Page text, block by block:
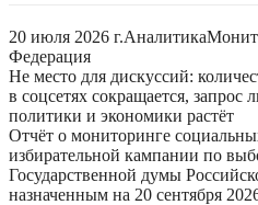
20 июля 2026 г.Аналитика
Федерация
Не место для дискуссий:
в соцсетях сокращается, запрос
политики и экономики растёт
Отчёт о мониторинге
избирательной кампании по
Государственной думы
назначенным на 20 сентября